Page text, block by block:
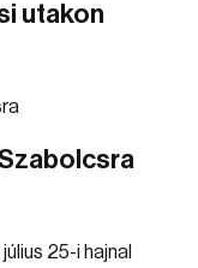
utakon